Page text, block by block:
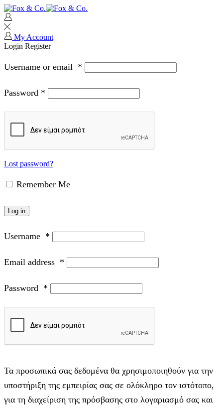
My Account
Login Register
Username or email *
Password *
Lost password?
Remember Me
Log in
Username *
Email address *
Password *
Τα προσωπικά σας δεδομένα θα χρησιμοποιηθούν για την
υποστήριξη της εμπειρίας σας σε ολόκληρο τον ιστότοπο,
για τη διαχείριση της πρόσβασης στο λογαριασμό σας και